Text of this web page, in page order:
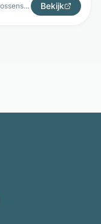
Goossenswonen Bekijk